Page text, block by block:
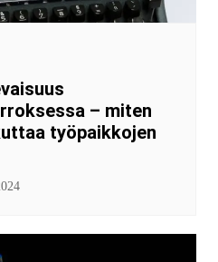
– miten
työpaikkojen